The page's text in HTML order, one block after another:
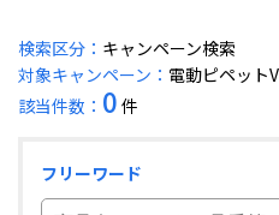
検索区分： キャンペーン検索
対象キャンペーン： 電動ピペット
該当件数： 0 件
フリーワード